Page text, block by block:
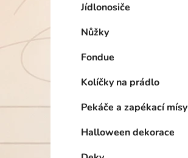
Jídlonosiče
Nůžky
Fondue
Kolíčky na prádlo
Pekáče a zapékací mísy
Halloween dekorace